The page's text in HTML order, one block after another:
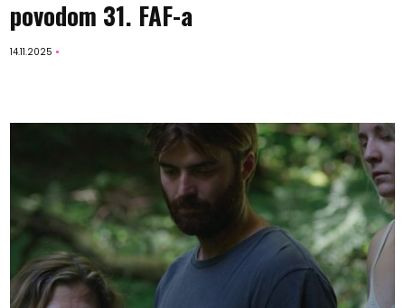
povodom 31. FAF-a
14.11.2025